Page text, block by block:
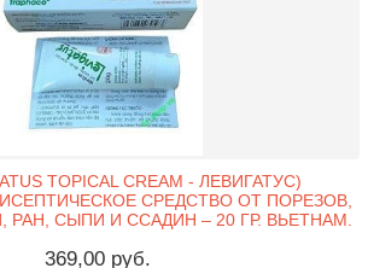
TOPICAL CREAM - ЛЕВИГАТУС)
СРЕДСТВО ОТ ПОРЕЗОВ,
СЫПИ И ССАДИН – 20 ГР. ВЬЕТНАМ.
369,00 руб.